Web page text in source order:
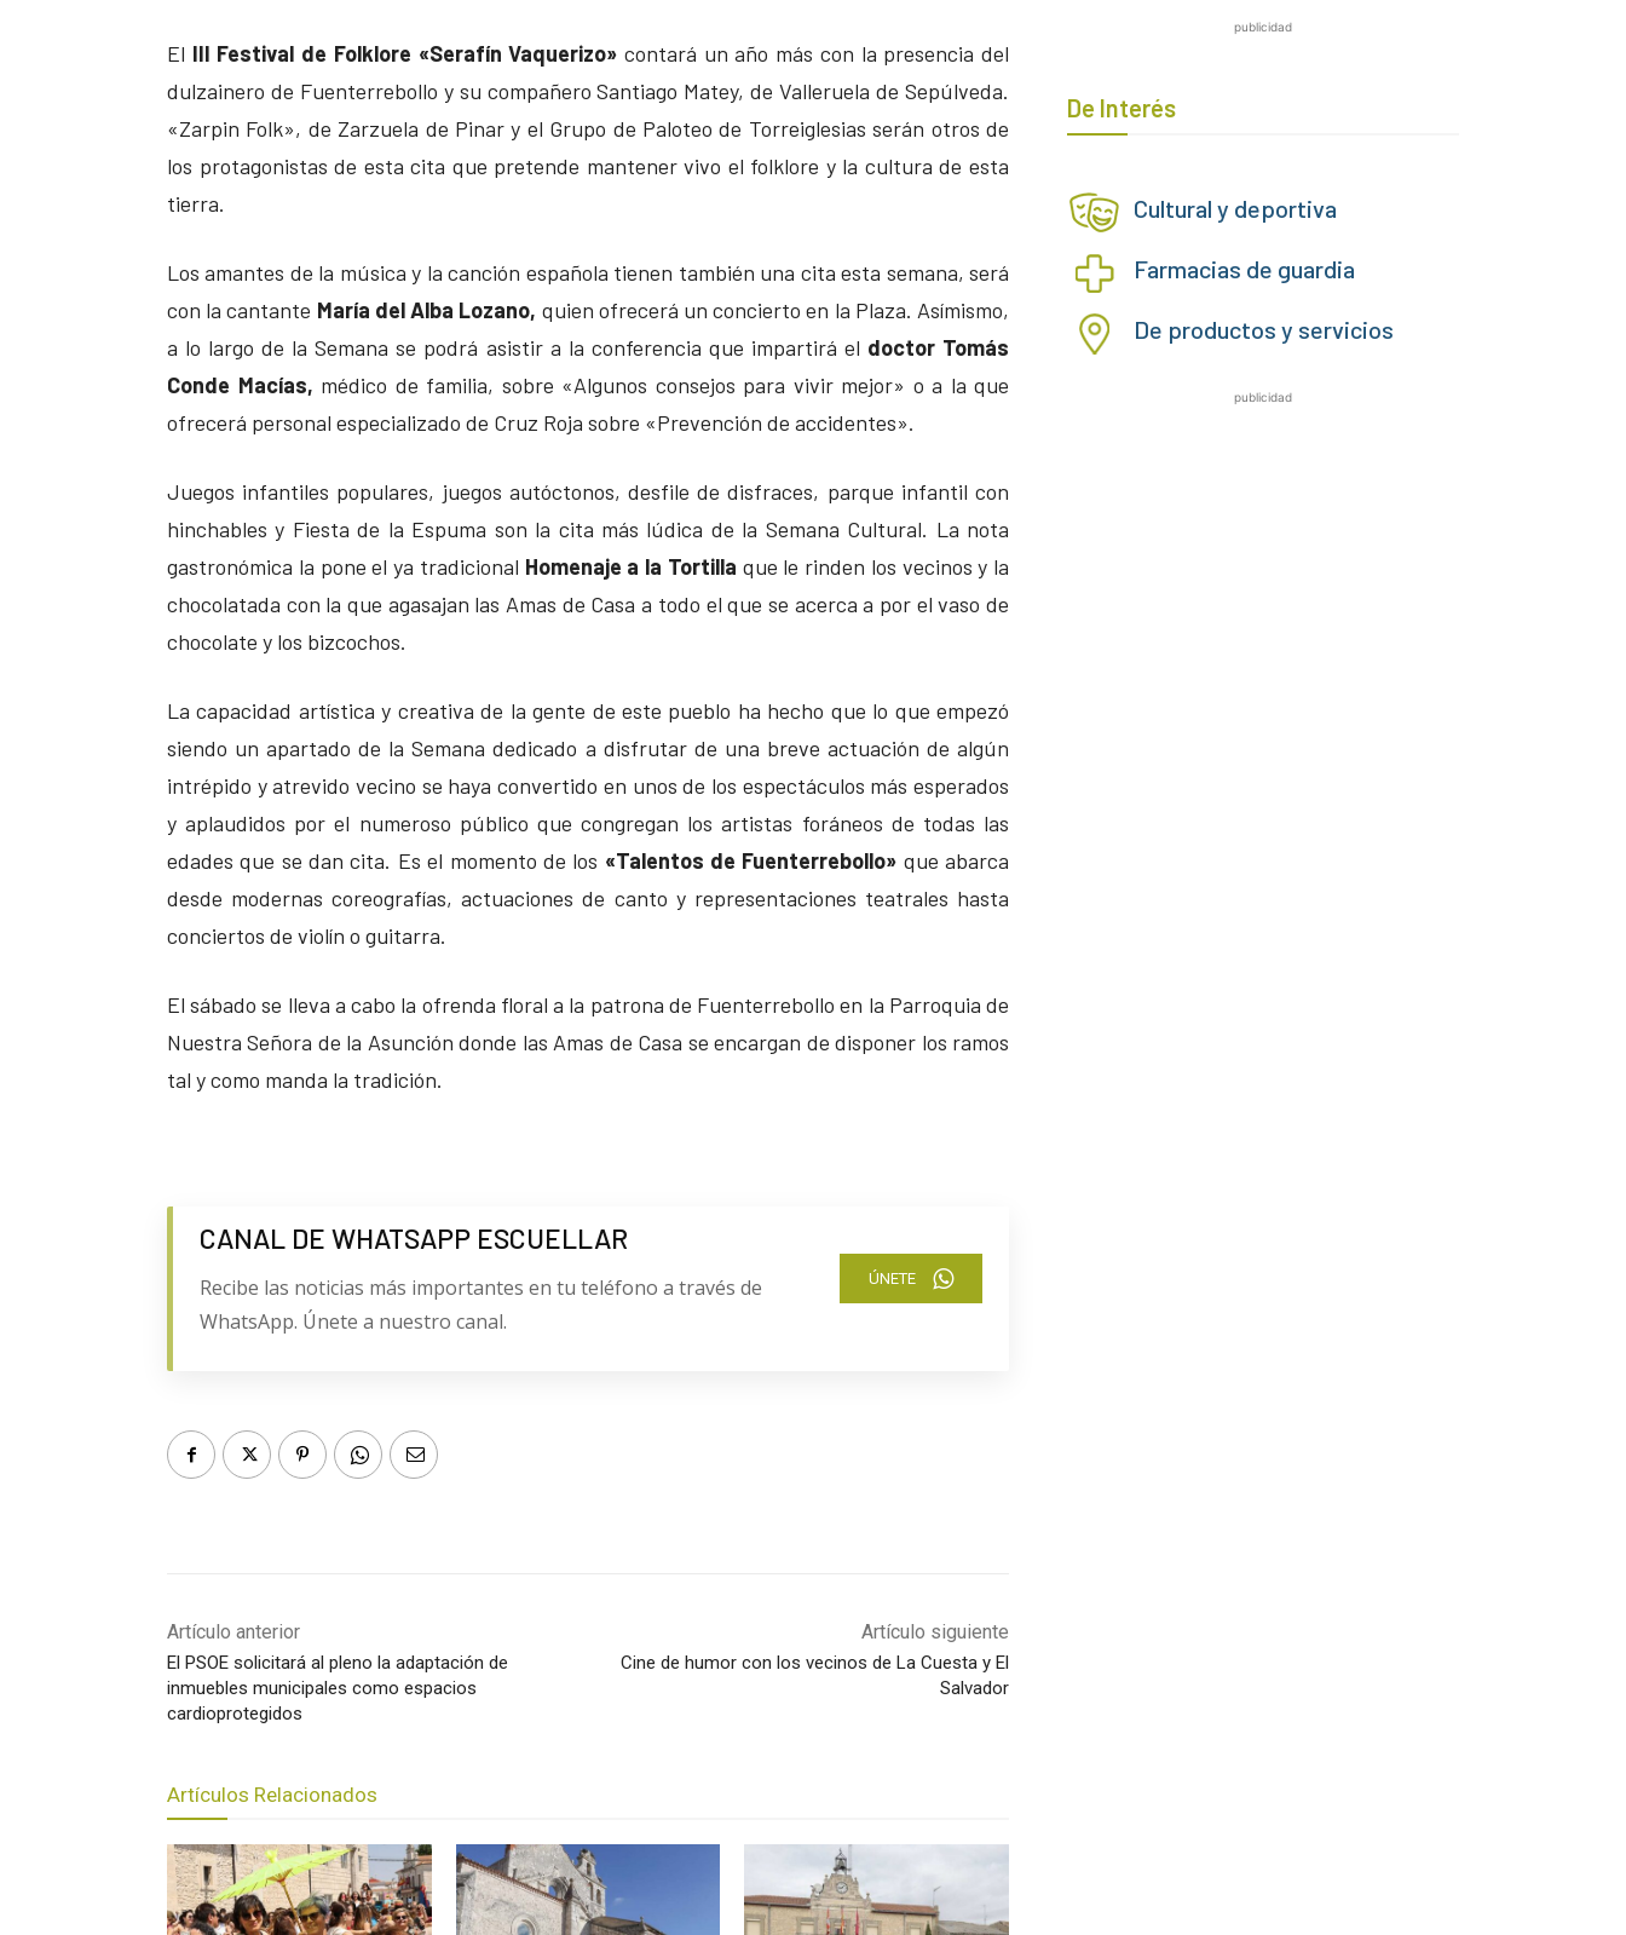
El III Festival de Folklore «Serafín Vaquerizo» contará un año más con la presencia del
dulzainero de Fuenterrebollo y su compañero Santiago Matey, de Valleruela de Sepúlveda.
«Zarpin Folk», de Zarzuela de Pinar y el Grupo de Paloteo de Torreiglesias serán otros de
los protagonistas de esta cita que pretende mantener vivo el folklore y la cultura de esta
tierra.
Los amantes de la música y la canción española tienen también una cita esta semana, será
con la cantante María del Alba Lozano, quien ofrecerá un concierto en la Plaza. Asímismo,
a lo largo de la Semana se podrá asistir a la conferencia que impartirá el doctor Tomás
Conde Macías, médico de familia, sobre «Algunos consejos para vivir mejor» o a la que
ofrecerá personal especializado de Cruz Roja sobre «Prevención de accidentes».
Juegos infantiles populares, juegos autóctonos, desfile de disfraces, parque infantil con
hinchables y Fiesta de la Espuma son la cita más lúdica de la Semana Cultural. La nota
gastronómica la pone el ya tradicional Homenaje a la Tortilla que le rinden los vecinos y la
chocolatada con la que agasajan las Amas de Casa a todo el que se acerca a por el vaso de
chocolate y los bizcochos.
La capacidad artística y creativa de la gente de este pueblo ha hecho que lo que empezó
siendo un apartado de la Semana dedicado a disfrutar de una breve actuación de algún
intrépido y atrevido vecino se haya convertido en unos de los espectáculos más esperados
y aplaudidos por el numeroso público que congregan los artistas foráneos de todas las
edades que se dan cita. Es el momento de los «Talentos de Fuenterrebollo» que abarca
desde modernas coreografías, actuaciones de canto y representaciones teatrales hasta
conciertos de violín o guitarra.
El sábado se lleva a cabo la ofrenda floral a la patrona de Fuenterrebollo en la Parroquia de
Nuestra Señora de la Asunción donde las Amas de Casa se encargan de disponer los ramos
tal y como manda la tradición.
CANAL DE WHATSAPP ESCUELLAR
Recibe las noticias más importantes en tu teléfono a través de
WhatsApp. Únete a nuestro canal.
ÚNETE
Artículo anterior
El PSOE solicitará al pleno la adaptación de
inmuebles municipales como espacios
cardioprotegidos
Artículo siguiente
Cine de humor con los vecinos de La Cuesta y El
Salvador
Artículos Relacionados
publicidad
De Interés
Cultural y deportiva
Farmacias de guardia
De productos y servicios
publicidad